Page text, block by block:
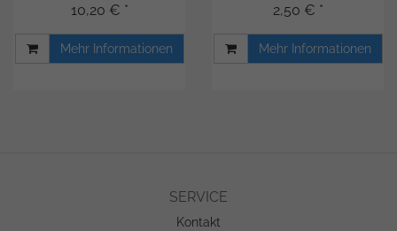
10,20 € *
Mehr Informationen
2,50 € *
Mehr Informationen
SERVICE
Kontakt